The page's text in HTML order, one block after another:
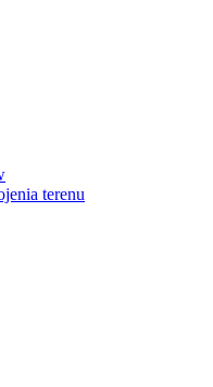
terenu